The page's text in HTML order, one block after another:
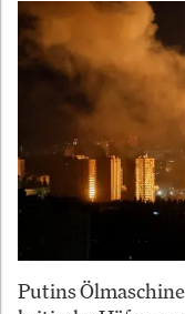
Putins